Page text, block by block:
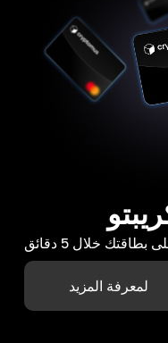
خلال 5 دقائق
لمعرفة المزيد